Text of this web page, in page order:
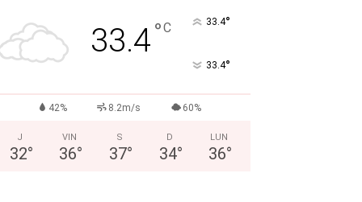
33.4°C 33.4°
33.4°
42% 8.2m/s 60%
J
32°
VIN
36°
S
37°
D
34°
LUN
36°